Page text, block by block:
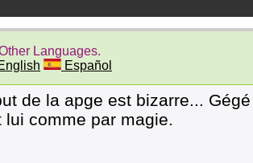
Languages.
Español
de la apge est bizarre...
lui comme par magie.